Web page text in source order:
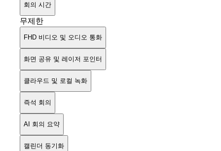
회의 시간
무제한
FHD 비디오 및 오디오 통화
화면 공유 및 레이저 포인터
클라우드 및 로컬 녹화
즉석 회의
AI 회의 요약
캘린더 동기화